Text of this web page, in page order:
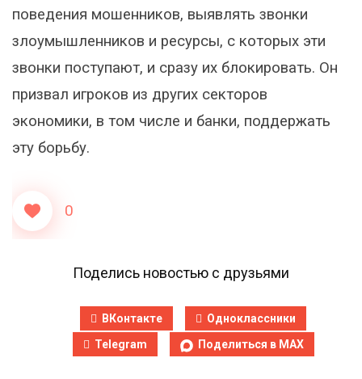
поведения мошенников, выявлять звонки
злоумышленников и ресурсы, с которых эти
звонки поступают, и сразу их блокировать. Он
призвал игроков из других секторов
экономики, в том числе и банки, поддержать
эту борьбу.
0
Поделись новостью с друзьями
ВКонтакте
Одноклассники
Telegram
Поделиться в MAX